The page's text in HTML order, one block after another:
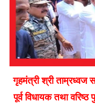
गृहमंत्री श्री ताम्रध्वज
पूर्व विधायक तथा